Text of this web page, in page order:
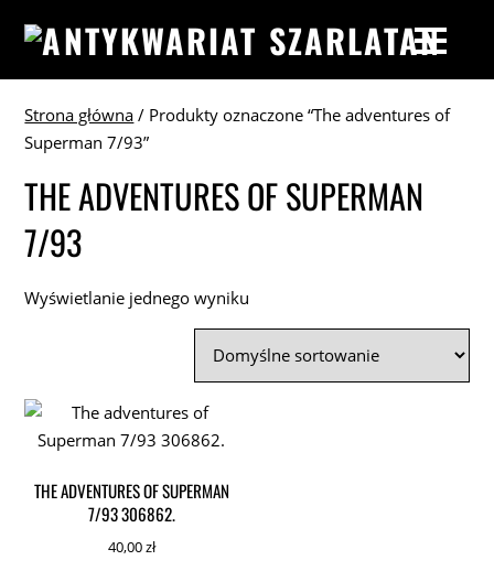
Strona główna / Produkty oznaczone “The adventures of
Superman 7/93”
THE ADVENTURES OF SUPERMAN
7/93
Wyświetlanie jednego wyniku
THE ADVENTURES OF SUPERMAN
7/93 306862.
40,00zł